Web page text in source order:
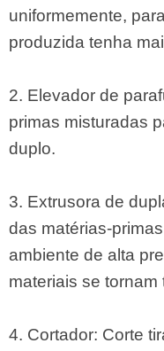
uniformemente,
produzida tenha
2. Elevador de
primas misturadas
duplo.
3. Extrusora de
das matérias-
ambiente de alta
materiais se tornam
4. Cortador: Corte